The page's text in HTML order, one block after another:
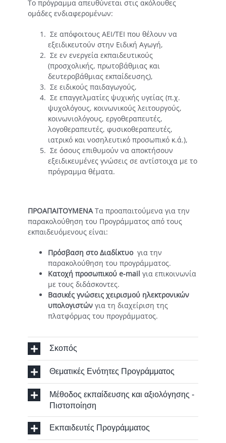
Το πρόγραμμα απευθύνεται στις ακόλουθες
ομάδες ενδιαφερομένων:
Σε απόφοιτους ΑΕΙ/ΤΕΙ που θέλουν να
εξειδικευτούν στην Ειδική Αγωγή,
Σε εν ενεργεία εκπαιδευτικούς
(προσχολικής, πρωτοβάθμιας και
δευτεροβάθμιας εκπαίδευσης),
Σε ειδικούς παιδαγωγούς,
Σε επαγγελματίες ψυχικής υγείας (π.χ.
ψυχολόγους, κοινωνικούς λειτουργούς,
κοινωνιολόγους, εργοθεραπευτές,
λογοθεραπευτές, φυσικοθεραπευτές,
ιατρικό και νοσηλευτικό προσωπικό κ.ά.),
Σε όσους επιθυμούν να αποκτήσουν
εξειδικευμένες γνώσεις σε αντίστοιχα με το
πρόγραμμα θέματα.
ΠΡΟΑΠΑΙΤΟΥΜΕΝΑΤα προαπαιτούμενα για την
παρακολούθηση του Προγράμματος από τους
εκπαιδευόμενους είναι:
Πρόσβαση στο Διαδίκτυογια την
παρακολούθηση του προγράμματος.
Κατοχή προσωπικού e-mail για επικοινωνία
με τους διδάσκοντες.
Βασικές γνώσεις χειρισμού ηλεκτρονικών
υπολογιστών για τη διαχείριση της
πλατφόρμας του προγράμματος.
Σκοπός
Θεματικές Ενότητες Προγράμματος
Μέθοδος εκπαίδευσης και αξιολόγησης -
Πιστοποίηση
Εκπαιδευτές Προγράμματος